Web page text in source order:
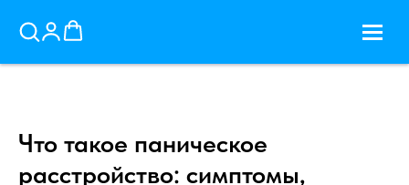
Что такое паническое
расстройство: симптомы,